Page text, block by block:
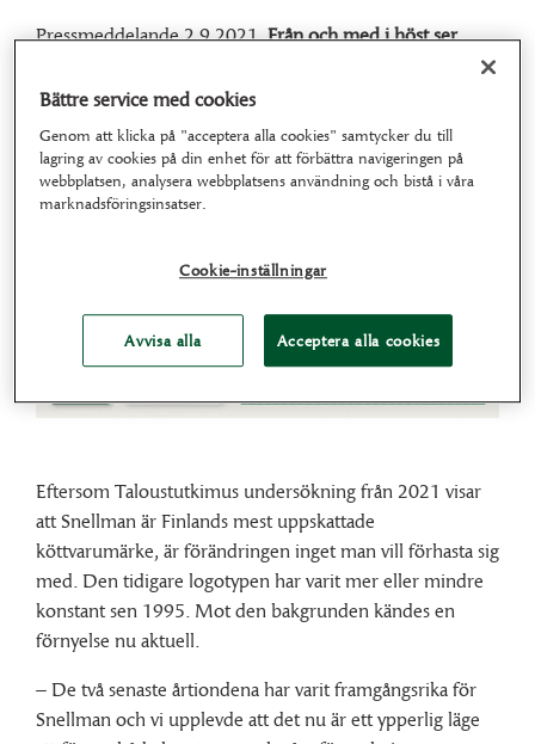
Pressmeddelande 2.9.2021.Från och med i höst ser
Snellmans förpackningar aningen annorlunda ut. Det 70-
åriga familjeföretaget går in för en förnyelse av både
logotypen och den visuella profilen.
Eftersom Taloustutkimus undersökning från 2021 visar
att Snellman är Finlands mest uppskattade
köttvarumärke, är förändringen inget man vill förhasta sig
med. Den tidigare logotypen har varit mer eller mindre
konstant sen 1995. Mot den bakgrunden kändes en
förnyelse nu aktuell.
– De två senaste årtiondena har varit framgångsrika för
Snellman och vi upplevde att det nu är ett ypperlig läge
Bättre service med cookies
Genom att klicka på "acceptera alla cookies" samtycker du till
lagring av cookies på din enhet för att förbättra navigeringen på
webbplatsen, analysera webbplatsens användning och bistå i våra
marknadsföringsinsatser.
Cookie-inställningar
Avvisa alla Acceptera alla cookies